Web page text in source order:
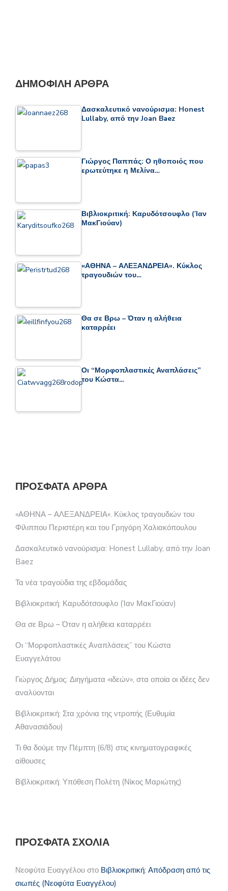
ΔΗΜΟΦΙΛΉ ΆΡΘΡΑ
Δασκαλευτικό νανούρισμα: Honest
Lullaby, από την Joan Baez
Γιώργος Παππάς: Ο ηθοποιός που
ερωτεύτηκε η Μελίνα…
Βιβλιοκριτική: Καρυδότσουφλο (Ίαν
ΜακΓιούαν)
«ΑΘΗΝΑ – ΑΛΕΞΑΝΔΡΕΙΑ». Κύκλος
τραγουδιών του…
Θα σε Βρω – Όταν η αλήθεια
καταρρέει
Οι “Μορφοπλαστικές Αναπλάσεις”
του Κώστα…
ΠΡΌΣΦΑΤΑ ΆΡΘΡΑ
«ΑΘΗΝΑ – ΑΛΕΞΑΝΔΡΕΙΑ». Κύκλος τραγουδιών του
Φίλιππου Περιστέρη και του Γρηγόρη Χαλιακόπουλου
Δασκαλευτικό νανούρισμα: Honest Lullaby, από την Joan
Baez
Τα νέα τραγούδια της εβδομάδας
Βιβλιοκριτική: Καρυδότσουφλο (Ίαν ΜακΓιούαν)
Θα σε Βρω – Όταν η αλήθεια καταρρέει
Οι “Μορφοπλαστικές Αναπλάσεις” του Κώστα
Ευαγγελάτου
Γιώργος Δήμος: Διηγήματα «ιδεών», στα οποία οι ιδέες δεν
αναλύονται
Βιβλιοκριτική: Στα χρόνια της ντροπής (Ευθυμία
Αθανασιάδου)
Τι θα δούμε την Πέμπτη (6/8) στις κινηματογραφικές
αίθουσες
Βιβλιοκριτική: Υπόθεση Πολέτη (Νίκος Μαριώτης)
ΠΡΌΣΦΑΤΑ ΣΧΌΛΙΑ
Νεοφύτα Ευαγγέλου στο Βιβλιοκριτική: Απόδραση από τις
σιωπές (Νεοφύτα Ευαγγέλου)